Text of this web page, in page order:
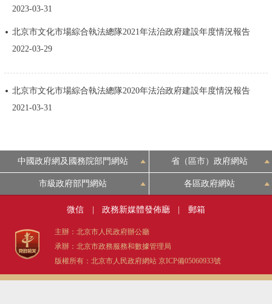
政策兌現
決策公開
個人服務
仲介服務 陽光政務
12345網上接訴即辦 我要諮詢
參與調查 線上訪談 圖説互動
2023-03-31
北京市文化市場綜合執法總隊2021年法治政府建設年度情況報告
2022-03-29
北京市文化市場綜合執法總隊2020年法治政府建設年度情況報告
2021-03-31
中國政府網及國務院部門網站 省（區市）政府網站
市級政府部門網站 各區政府網站
微信 政務新媒體發佈廳 郵箱
主辦：北京市人民政府辦公廳
承辦：北京市政務服務和數據管理局
版權所有：北京市人民政府網站 京ICP備05060933號